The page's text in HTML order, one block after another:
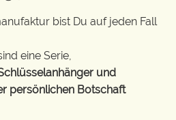
bist Du auf jeden Fall
eine Serie,
und
persönlichen Botschaft